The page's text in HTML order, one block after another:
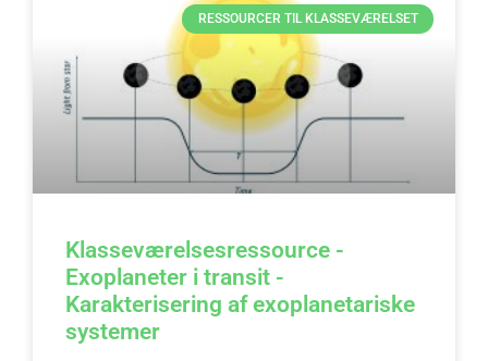
RESSOURCER TIL KLASSEVÆRELSET
Klasseværelsesressource -
Exoplaneter i transit -
Karakterisering af exoplanetariske
systemer